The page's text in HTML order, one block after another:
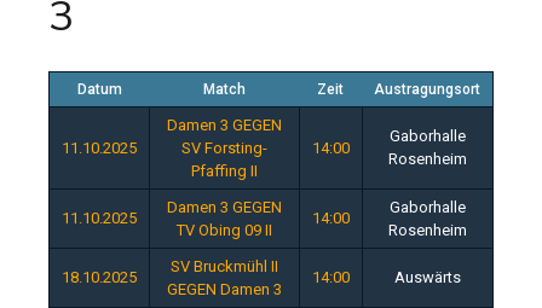
3
Datum Match Zeit Austragungsort
11.10.2025
Damen 3 GEGEN
SV Forsting-
Pfaffing II
14:00
Gaborhalle
Rosenheim
11.10.2025
Damen 3 GEGEN
TV Obing 09 II
14:00
Gaborhalle
Rosenheim
18.10.2025
SV Bruckmühl II
GEGEN Damen 3
14:00 Auswärts